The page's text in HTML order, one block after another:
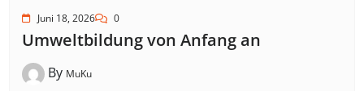
Juni 18, 2026 0
Umweltbildung von Anfang an
By MuKu